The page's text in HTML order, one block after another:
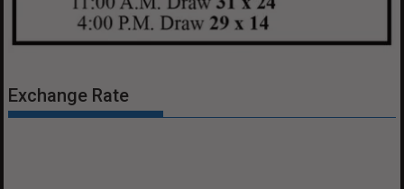
Exchange Rate